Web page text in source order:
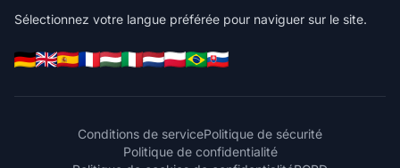
Sélectionnez votre langue préférée pour naviguer sur le site.
Conditions de servicePolitique de sécurité
Politique de confidentialité